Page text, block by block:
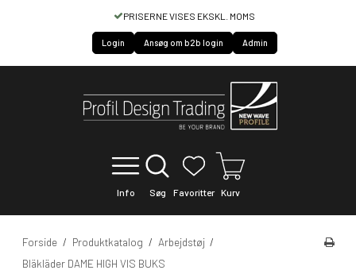
HURTIG SERVICE OF LEVERING
Login Ansøg om b2b login Admin
Info Søg Favoritter Kurv
Forside / Produktkatalog / Arbejdstøj /
Bläkläder DAME HIGH VIS BUKS